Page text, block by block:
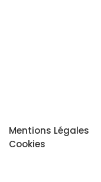
Mentions Légales
Cookies